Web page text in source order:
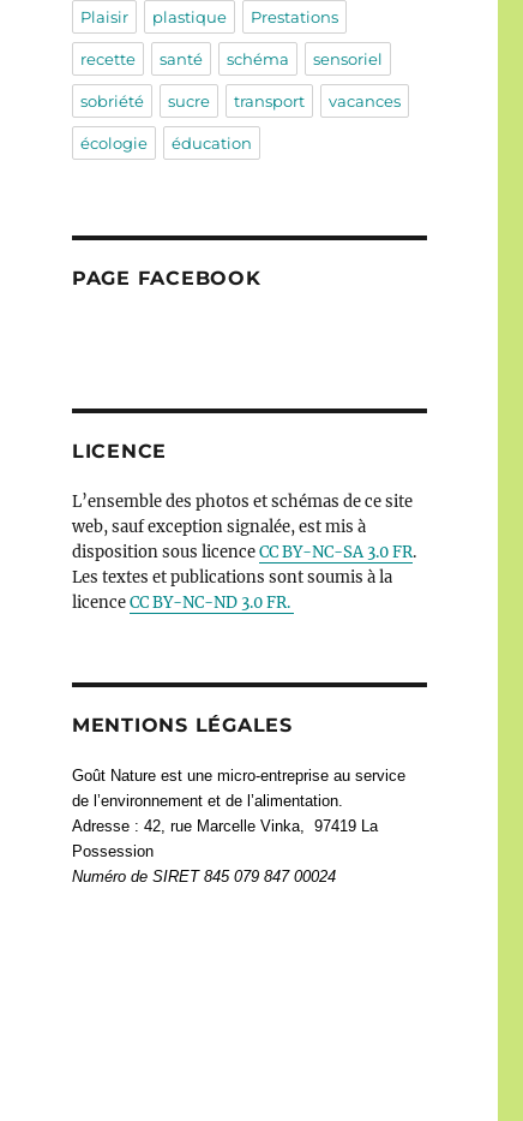
Plaisir plastique Prestations
recette santé schéma sensoriel
sobriété sucre transport vacances
écologie éducation
PAGE FACEBOOK
LICENCE
L’ensemble des photos et schémas de ce site
web, sauf exception signalée, est mis à
disposition sous licenceCC BY-NC-SA 3.0 FR.
Les textes et publications sont soumis à la
licenceCC BY-NC-ND 3.0 FR.
MENTIONS LÉGALES
Goût Nature est une micro-entreprise au service
de l’environnement et de l’alimentation.
Adresse : 42, rue Marcelle Vinka, 97419 La
Possession
Numéro de SIRET 845 079 847 00024